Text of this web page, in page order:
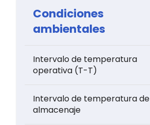
Condiciones
ambientales
Intervalo de temperatura
operativa (T-T)
Intervalo de temperatura de
almacenaje